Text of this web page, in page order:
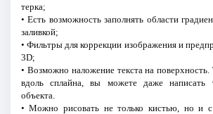
терка;
• Есть возможность заполнять области
заливкой;
• Фильтры для коррекции изображения и
3D;
• Возможно наложение текста на поверхность.
вдоль сплайна, вы можете даже написать
объекта.
• Можно рисовать не только кистью, но и